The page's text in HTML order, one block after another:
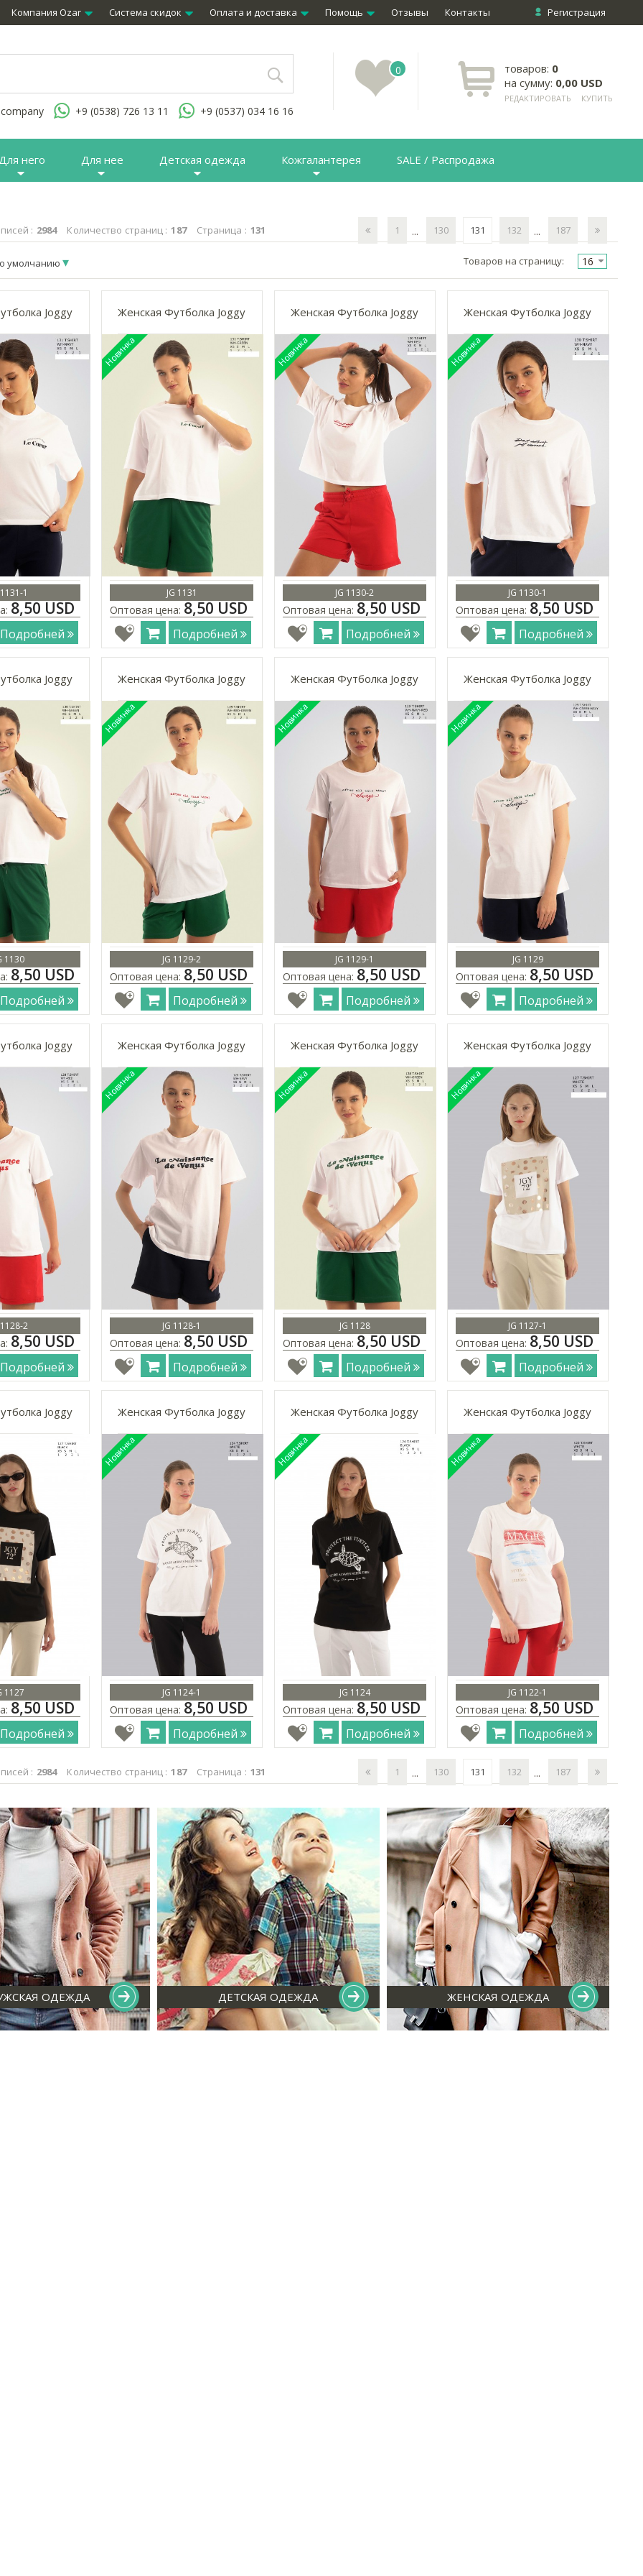
Регистрация
Компания Ozar Система скидок Оплата и доставка Помощь Отзывы Контакты
+9 (0538) 726 13 11 +9 (0537) 034 16 16
0 товаров: 0
на сумму: 0,00 USD
РЕДАКТИРОВАТЬ КУПИТЬ
него Для нее Детская одежда Кожгалантерея SALE / Распродажа
: 2984 Количество страниц : 187 Страница : 131 1 ... 130 131 132 ... 187
умолчанию Товаров на страницу: 16
Joggy
1
8,50 USD
Подробней
Женская Футболка Joggy
JG 1131
Оптовая цена: 8,50 USD
Подробней
Женская Футболка Joggy
JG 1130-2
Оптовая цена: 8,50 USD
Подробней
Женская Футболка Joggy
JG 1130-1
Оптовая цена: 8,50 USD
Подробней
Joggy
1130
8,50 USD
Подробней
Женская Футболка Joggy
JG 1129-2
Оптовая цена: 8,50 USD
Подробней
Женская Футболка Joggy
JG 1129-1
Оптовая цена: 8,50 USD
Подробней
Женская Футболка Joggy
JG 1129
Оптовая цена: 8,50 USD
Подробней
Joggy
1128-2
8,50 USD
Подробней
Женская Футболка Joggy
JG 1128-1
Оптовая цена: 8,50 USD
Подробней
Женская Футболка Joggy
JG 1128
Оптовая цена: 8,50 USD
Подробней
Женская Футболка Joggy
JG 1127-1
Оптовая цена: 8,50 USD
Подробней
Joggy
1127
8,50 USD
Подробней
Женская Футболка Joggy
JG 1124-1
Оптовая цена: 8,50 USD
Подробней
Женская Футболка Joggy
JG 1124
Оптовая цена: 8,50 USD
Подробней
Женская Футболка Joggy
JG 1122-1
Оптовая цена: 8,50 USD
Подробней
: 2984 Количество страниц : 187 Страница : 131 1 ... 130 131 132 ... 187
ОДЕЖДА ДЕТСКАЯ ОДЕЖДА ЖЕНСКАЯ ОДЕЖДА